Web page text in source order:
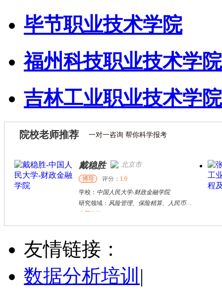
毕节职业技术学院
福州科技职业技术学院
吉林工业职业技术学院
院校老师推荐 一对一咨询 帮你科学报考
张千帆 哈尔滨市
博导 评分： 5.0
学校： 哈尔滨工业大学-电气工程及自动化学院
研究领域： 电气工程，新能源汽车驱动和充电
立即咨询
武** 太原市
其他
学校：太原学院
立即咨询
友情链接：
数据分析培训 |